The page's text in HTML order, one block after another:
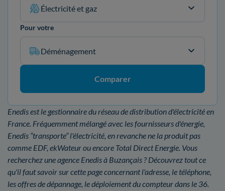
Électricité et gaz
Pour votre
Déménagement
Comparer
Enedis est le gestionnaire du réseau de distribution d'électricité en
France. Fréquemment mélangé avec les fournisseurs d'énergie,
Enedis “transporte” l'électricité, en revanche ne la produit pas
comme EDF, ekWateur ou encore Total Direct Energie. Vous
recherchez une agence Enedis à Buzançais ? Découvrez tout ce
qu'il faut savoir sur cette page concernant l'adresse, le téléphone,
les offres de dépannage, le déploiement du compteur dans le 36.